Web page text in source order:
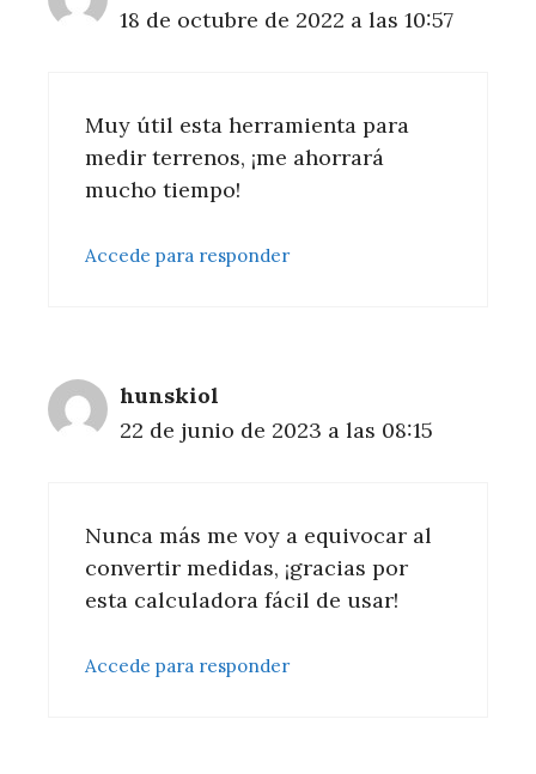
18 de octubre de 2022 a las 10:57
Muy útil esta herramienta para
medir terrenos, ¡me ahorrará
mucho tiempo!
Accede para responder
hunskiol
22 de junio de 2023 a las 08:15
Nunca más me voy a equivocar al
convertir medidas, ¡gracias por
esta calculadora fácil de usar!
Accede para responder